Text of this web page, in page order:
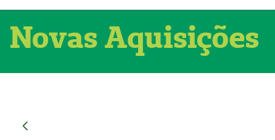
Novas Aquisições